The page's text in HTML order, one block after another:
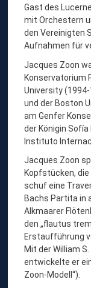
Gast des
mit Orchestern
den Vereinigten
Aufnahmen für
Jacques Zoon
Konservatorium
University
und der Boston
am Genfer
der Königin
Instituto
Jacques Zoon
Kopfstücken,
schuf eine
Bachs Partita in
Alkmaarer
den „flautus
Erstaufführung
Mit der William
entwickelte er
Zoon-Modell“).